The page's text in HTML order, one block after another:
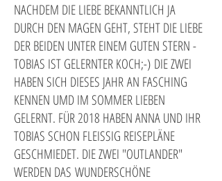
NACHDEM DIE LIEBE BEKANNTLICH JA
DURCH DEN MAGEN GEHT, STEHT DIE LIEBE
DER BEIDEN UNTER EINEM GUTEN STERN -
TOBIAS IST GELERNTER KOCH;-) DIE ZWEI
HABEN SICH DIESES JAHR AN FASCHING
KENNEN UMD IM SOMMER LIEBEN
GELERNT. FÜR 2018 HABEN ANNA UND IHR
TOBIAS SCHON FLEISSIG REISEPLÄNE
GESCHMIEDET. DIE ZWEI "OUTLANDER"
WERDEN DAS WUNDERSCHÖNE